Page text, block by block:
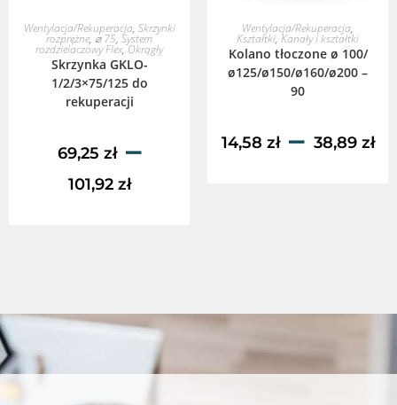
WYBIERZ OPCJE
Wentylacja/Rekuperacja, Skrzynki
rozprężne, ⌀ 75, System
rozdzielaczowy Flex,Okrągły
Skrzynka GKLO-
1/2/3×75/125 do
rekuperacji
69,25 zł–
101,92 zł
WYBIERZ OPCJE
Wentylacja/Rekuperacja,
Kształtki, Kanały i kształtki
Kolano tłoczone ø 100/
ø125/ø150/ø160/ø200 –
90
14,58 zł– 38,89 zł